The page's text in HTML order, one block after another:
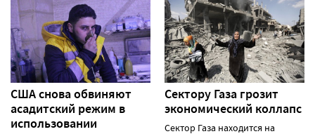
США снова обвиняют
асадитский режим в
использовании
Сектору Газа грозит
экономический коллапс
Сектор Газа находится на